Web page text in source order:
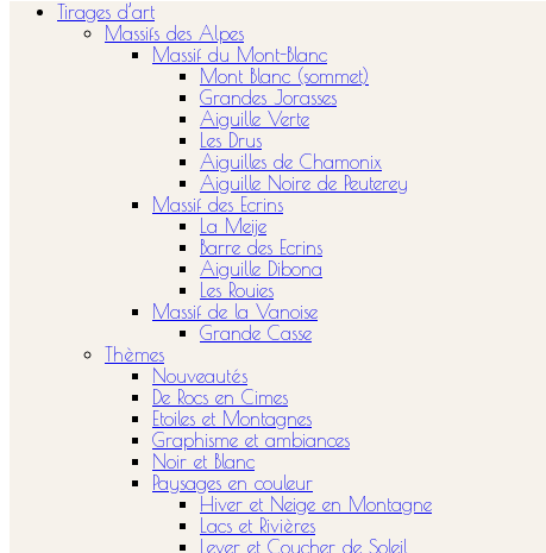
Tirages d’art
Massifs des Alpes
Massif du Mont-Blanc
Mont Blanc (sommet)
Grandes Jorasses
Aiguille Verte
Les Drus
Aiguilles de Chamonix
Aiguille Noire de Peuterey
Massif des Ecrins
La Meije
Barre des Ecrins
Aiguille Dibona
Les Rouies
Massif de la Vanoise
Grande Casse
Thèmes
Nouveautés
De Rocs en Cimes
Etoiles et Montagnes
Graphisme et ambiances
Noir et Blanc
Paysages en couleur
Hiver et Neige en Montagne
Lacs et Rivières
Lever et Coucher de Soleil